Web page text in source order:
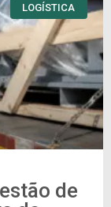
LOGÍSTICA
de